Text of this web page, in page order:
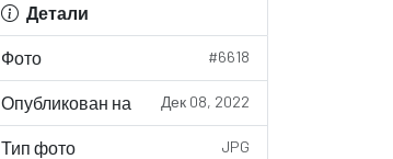
Детали
Фото #6618
Опубликован на Дек 08, 2022
Тип фото JPG